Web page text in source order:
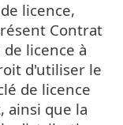
licence,
Contrat
licence à
d'utiliser le
de licence
ainsi que la